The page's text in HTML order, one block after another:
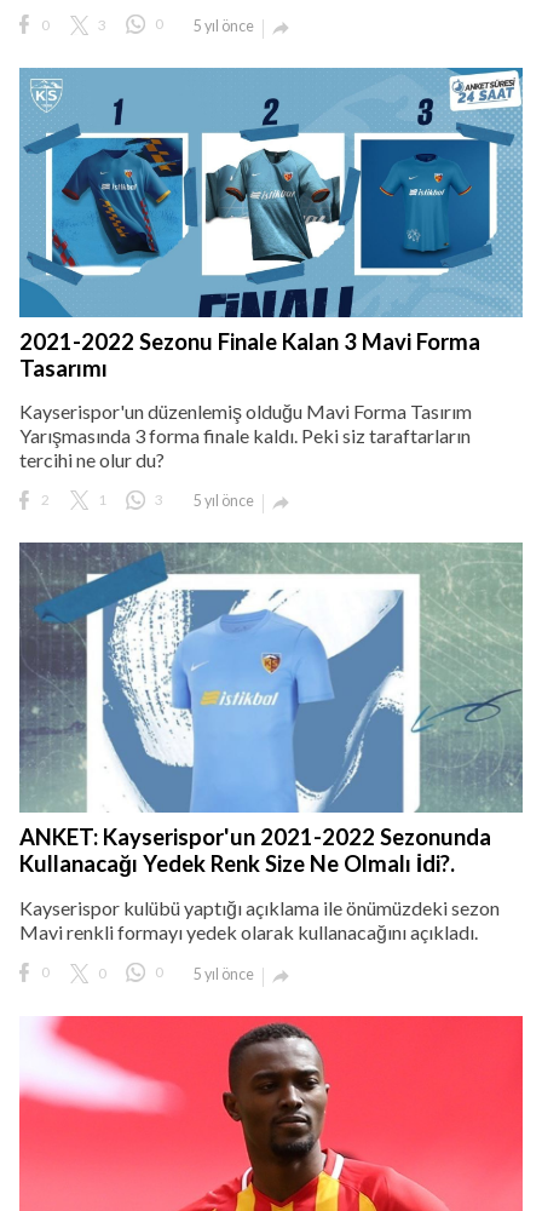
0 3 0 5 yıl önce 
2021-2022 Sezonu Finale Kalan 3 Mavi Forma
Tasarımı
Kayserispor'un düzenlemiş olduğu Mavi Forma Tasırım
Yarışmasında 3 forma finale kaldı. Peki siz taraftarların
tercihi ne olur du?
2 1 3 5 yıl önce 
ANKET: Kayserispor'un 2021-2022 Sezonunda
Kullanacağı Yedek Renk Size Ne Olmalı İdi?.
Kayserispor kulübü yaptığı açıklama ile önümüzdeki sezon
Mavi renkli formayı yedek olarak kullanacağını açıkladı.
0 0 0 5 yıl önce 